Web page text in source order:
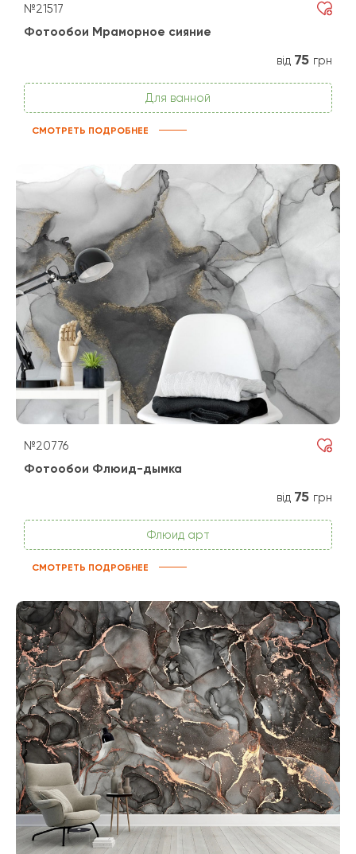
№21517
Фотообои Мраморное сияние
від 75 грн
Для ванной
СМОТРЕТЬ ПОДРОБНЕЕ
№20776
Фотообои Флюид-дымка
від 75 грн
Флюид арт
СМОТРЕТЬ ПОДРОБНЕЕ